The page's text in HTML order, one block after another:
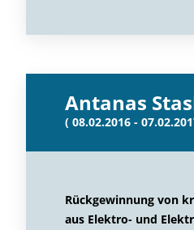
Antanas
( 08.02.2016 -
Rückgewinnung von
aus Elektro- und